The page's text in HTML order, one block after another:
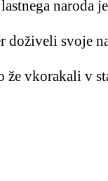
naroda
doživeli svoje
že vkorakali v